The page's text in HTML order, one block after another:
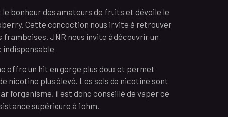
bonheur des amateurs de fruits et dévoile le
Cette concoction nous invite à retrouver
framboises. JNR nous invite à découvrir un
!
offre un hit en gorge plus doux et permet
nicotine plus élevé. Les sels de nicotine sont
l’organisme, il est donc conseillé de vaper ce
supérieure à 1ohm.